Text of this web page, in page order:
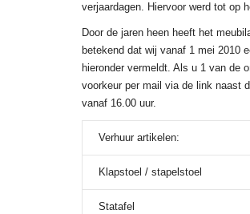
verjaardagen. Hiervoor werd tot op
Door de jaren heen heeft het
betekend dat wij vanaf 1 mei 2010
hieronder vermeldt. Als u 1 van de
voorkeur per mail via de link naast
vanaf 16.00 uur.
Verhuur artikelen:
Klapstoel / stapelstoel
Statafel